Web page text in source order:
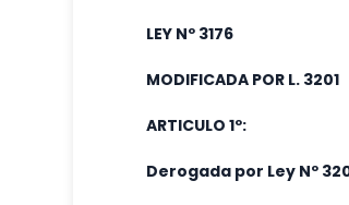
LEY Nº 3176
MODIFICADA POR L. 3201
ARTICULO 1º:
Derogada por Ley Nº